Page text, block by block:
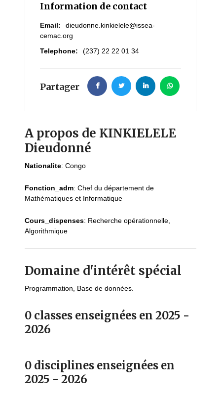
Information de contact
Email:
dieudonne.kinkielele@issea-
cemac.org
Telephone:
(237) 22 22 01 34
Partager
A propos de KINKIELELE
Dieudonné
Nationalite: Congo
Fonction_adm: Chef du département de
Mathématiques et Informatique
Cours_dispenses: Recherche opérationnelle,
Algorithmique
Domaine d'intérêt spécial
Programmation, Base de données.
0 classes enseignées en 2025 -
2026
0 disciplines enseignées en
2025 - 2026